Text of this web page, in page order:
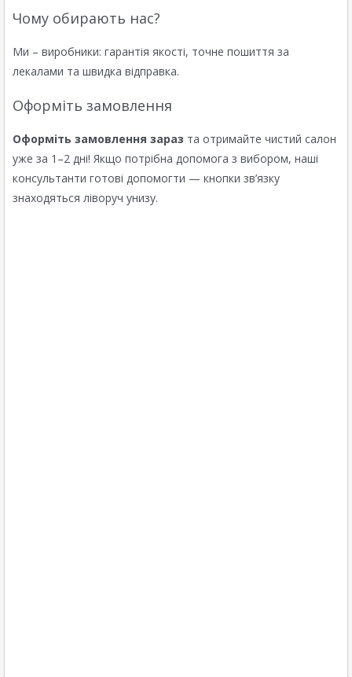
Чому обирають нас?
Ми – виробники: гарантія якості, точне пошиття за
лекалами та швидка відправка.
Оформіть замовлення
Оформіть замовлення зараз та отримайте чистий салон
уже за 1–2 дні! Якщо потрібна допомога з вибором, наші
консультанти готові допомогти — кнопки зв’язку
знаходяться ліворуч унизу.